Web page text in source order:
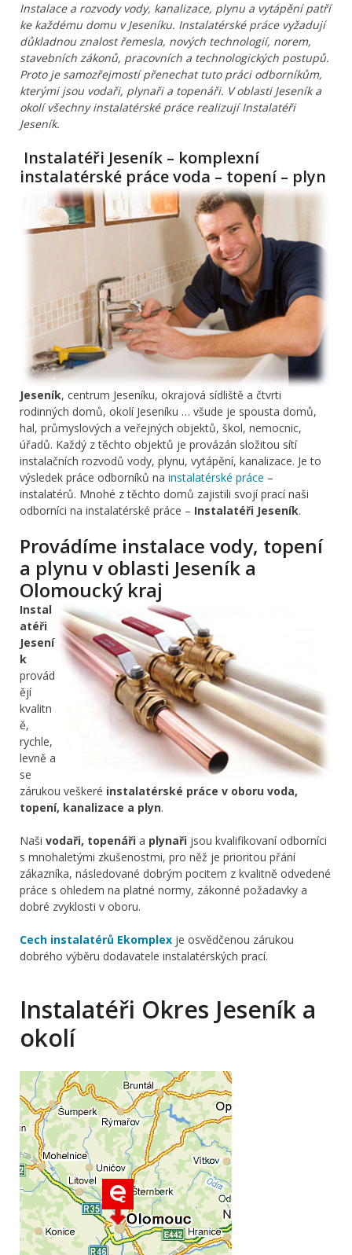
Instalace a rozvody vody, kanalizace, plynu a vytápění patří
ke každému domu v Jeseníku. Instalatérské práce vyžadují
důkladnou znalost řemesla, nových technologií, norem,
stavebních zákonů, pracovních a technologických postupů.
Proto je samozřejmostí přenechat tuto práci odborníkům,
kterými jsou vodaři, plynaři a topenáři. V oblasti Jeseník a
okolí všechny instalatérské práce realizují Instalatéři
Jeseník.
Instalatéři Jeseník – komplexní
instalatérské práce voda – topení – plyn
Jeseník, centrum Jeseníku, okrajová sídliště a čtvrti
rodinných domů, okolí Jeseníku … všude je spousta domů,
hal, průmyslových a veřejných objektů, škol, nemocnic,
úřadů. Každý z těchto objektů je provázán složitou sítí
instalačních rozvodů vody, plynu, vytápění, kanalizace. Je to
výsledek práce odborníků na instalatérské práce –
instalatérů. Mnohé z těchto domů zajistili svojí prací naši
odborníci na instalatérské práce – Instalatéři Jeseník.
Provádíme instalace vody, topení
a plynu v oblasti Jeseník a
Olomoucký kraj
Instal
atéři
Jesení
k
provád
ějí
kvalitn
ě,
rychle,
levně a
se
zárukou veškeré instalatérské práce v oboru voda,
topení, kanalizace a plyn.
Naši vodaři, topenáři a plynaři jsou kvalifikovaní odborníci
s mnohaletými zkušenostmi, pro něž je prioritou přání
zákazníka, následované dobrým pocitem z kvalitně odvedené
práce s ohledem na platné normy, zákonné požadavky a
dobré zvyklosti v oboru.
Cech instalatérů Ekomplex je osvědčenou zárukou
dobrého výběru dodavatele instalatérských prací.
Instalatéři Okres Jeseník a
okolí